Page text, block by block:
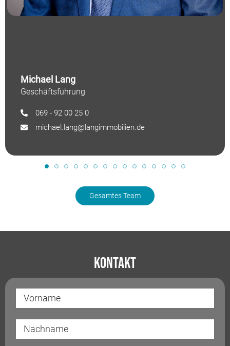
Michael Lang
Geschäftsführung
069 - 92 00 25 0
michael.lang@langimmobilien.de
Gesamtes Team
Kontakt